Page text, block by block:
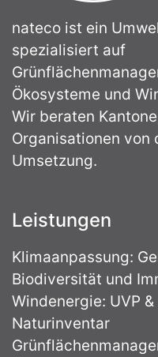
nateco ist ein
spezialisiert auf
Ökosysteme und
Wir beraten
Organisationen von
Umsetzung.
Leistungen
Klimaanpassung:
Biodiversität und
Windenergie: UVP
Naturinventar